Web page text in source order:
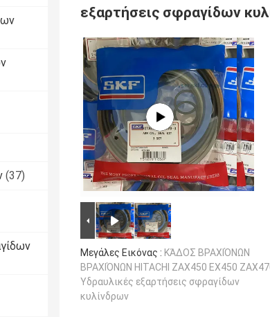
(37)
εξαρτήσεις σφραγίδων
Μεγάλες Εικόνας : ΚΆΔΟΣ ΒΡΑΧΙΌΝΩΝ
ΒΡΑΧΙΌΝΩΝ HITACHI ZAX450 EX450
Υδραυλικές εξαρτήσεις σφραγίδων
κυλίνδρων